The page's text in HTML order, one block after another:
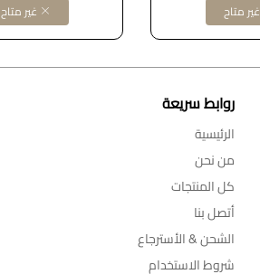
غير متاح غير متاح
روابط سريعة
الرئيسية
من نحن
كل المنتجات
أتصل بنا
الشحن & الأسترجاع
شروط الاستخدام